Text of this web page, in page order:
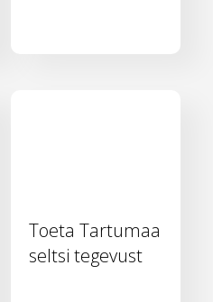
Toeta Tartumaa
seltsi tegevust